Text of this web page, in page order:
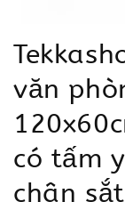
văn
có tấm
chân sắt